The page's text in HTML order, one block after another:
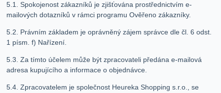
5.1. Spokojenost zákazníků je zjišťována prostřednictvím e-
mailových dotazníků v rámci programu Ověřeno zákazníky.
5.2. Právním základem je oprávněný zájem správce dle čl. 6 odst.
1 písm. f) Nařízení.
5.3. Za tímto účelem může být zpracovateli předána e-mailová
adresa kupujícího a informace o objednávce.
5.4. Zpracovatelem je společnost Heureka Shopping s.r.o., se